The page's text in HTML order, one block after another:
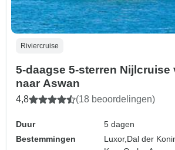
Riviercruise
5-daagse 5-sterren Nijlcruise
naar Aswan
4,8 (18 beoordelingen)
Duur
5 dagen
Bestemmingen
Luxor, Dal der